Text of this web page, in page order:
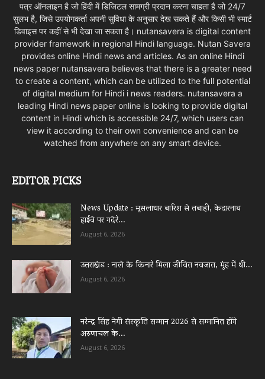
पत्र ऑनलाइन है जो हिंदी में डिजिटल सामग्री प्रदान करना चाहता है जो 24/7
सुलभ है, जिसे उपयोगकर्ता अपनी सुविधा के अनुसार देख सकते हैं और किसी भी स्मार्ट
डिवाइस पर कहीं से भी देखा जा सकता है। nutansavera is digital content
provider framework in regional Hindi language. Nutan Savera
provides online Hindi news and articles. As an online Hindi
news paper nutansavera believes that there is a greater need
to create a content, which can be utilized to the full potential
of digital medium for Hindi i news readers. nutansavera a
leading Hindi news paper online is looking to provide digital
content in Hindi which is accessible 24/7, which users can
view it according to their own convenience and can be
watched from anywhere on any smart device.
EDITOR PICKS
News Update : मूसलाधार बारिश से तबाही, केदारनाथ
हाईवे पर गदेरे...
August 6, 2026
उत्तराखंड : नाले के किनारे मिला जीवित नवजात, मुंह में थी...
August 6, 2026
नरेन्द्र सिंह नेगी संस्कृति सम्मान 2026 से सम्मानित होंगे
अरुणाचल के...
August 6, 2026